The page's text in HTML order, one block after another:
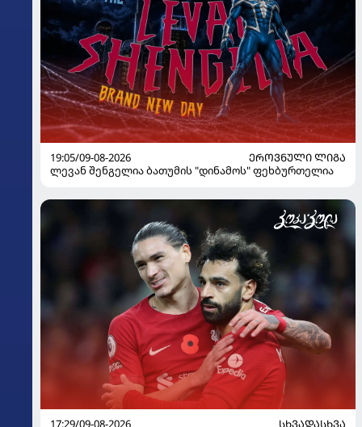
19:05/09-08-2026
ᲔᲠᲝᲕᲜᲣᲚᲘ ᲚᲘᲒᲐ
ლევან შენგელია ბათუმის "დინამოს" ფეხბურთელია
17:29/09-08-2026 ᲡᲮᲕᲐᲓᲐᲡᲮᲕᲐ